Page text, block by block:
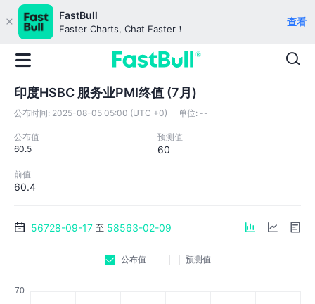
FastBull
Faster Charts, Chat Faster！
查看
印度HSBC 服务业PMI终值 (7月)
公布时间: 2025-08-05 05:00 (UTC +0) 单位: --
公布值
60.5
预测值
60
前值
60.4
56728-09-17 至 58563-02-09
公布值 预测值